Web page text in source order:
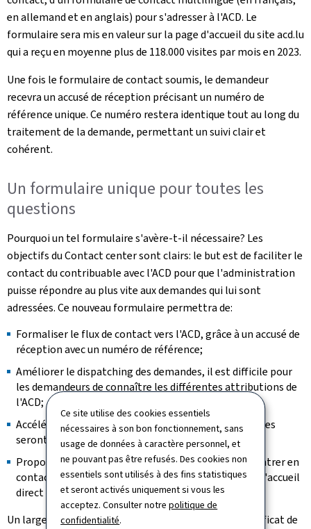
Ce site utilise des cookies essentiels
nécessaires à son bon fonctionnement, sans
usage de données à caractère personnel, et
ne pouvant pas être refusés. Des cookies non
essentiels sont utilisés à des fins statistiques
et seront activés uniquement si vous les
acceptez. Consulter notrepolitique de
confidentialité.
en allemand et en anglais) pour s'adresser à l'ACD. Le
formulaire sera mis en valeur sur la page d'accueil du site acd.lu
qui a reçu en moyenne plus de 118.000 visites par mois en 2023.
Une fois le formulaire de contact soumis, le demandeur
recevra un accusé de réception précisant un numéro de
référence unique. Ce numéro restera identique tout au long du
traitement de la demande, permettant un suivi clair et
cohérent.
Un formulaire unique pour toutes les
questions
Pourquoi un tel formulaire s'avère-t-il nécessaire? Les
objectifs du Contact center sont clairs: le but est de faciliter le
contact du contribuable avec l'ACD pour que l'administration
puisse répondre au plus vite aux demandes qui lui sont
adressées. Ce nouveau formulaire permettra de:
Formaliser le flux de contact vers l'ACD, grâce à un accusé de
réception avec un numéro de référence;
Améliorer le dispatching des demandes, il est difficile pour
les demandeurs de connaître les différentes attributions de
l'ACD;
Accélérer le traitement des requêtes, car les demandes
seront complètes dès le premier échange;
Proposer un canal de communication de plus pour entrer en
contact avec l'ACD, outre le standard téléphonique, l'accueil
direct dans les bureaux ou via myguichet.lu.
Un large éventail de certificats et de documents (certificat de